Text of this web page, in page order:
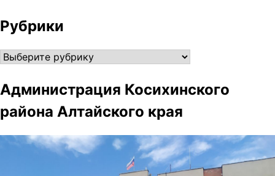
Рубрики
Рубрики
Администрация Косихинского
района Алтайского края